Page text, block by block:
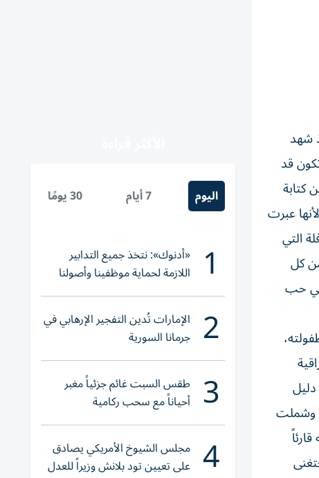
شهد
قد
الأمل»، لأنها عبرت
التي
كل
في حب
باكر في طفولته،
وشملت
اليوم 7 أيام 30 يومًا
1 «أدنوك»: نتخذ جميع التدابير
اللازمة لحماية موظفينا وأصولنا
وعملياتنا
2 الإمارات تُدين التفجير الإرهابي في
جرمانا السورية
3 طقس السبت غائم جزئياً مغبر
أحياناً مع سحب ركامية
4 مجلس الشيوخ الأمريكي يصادق
على تعيين تود بلانش وزيراً للعدل